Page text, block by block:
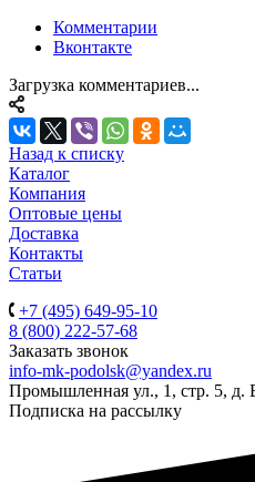
Комментарии
Вконтакте
Загрузка комментариев...
Назад к списку
Каталог
Компания
Оптовые цены
Доставка
Контакты
Статьи
+7 (495) 649-95-10
8 (800) 222-57-68
Заказать звонок
info-mk-podolsk@yandex.ru
Промышленная ул., 1, стр. 5, д.
Подписка на рассылку